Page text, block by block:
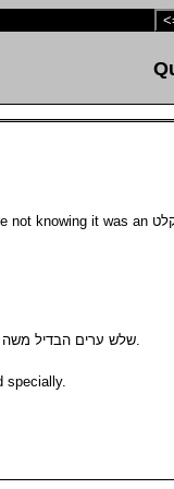
Only the שלש ערים הבדיל משה בעבר הירדן.
specially.